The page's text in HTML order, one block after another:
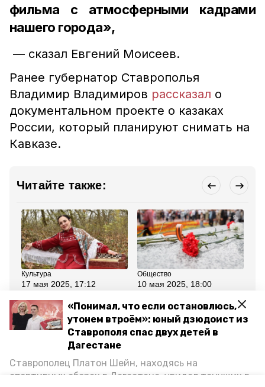
«Понимал, что если остановлюсь,
утонем втроём»: юный дзюдоист из
Ставрополя спас двух детей в
Дагестане
Ставрополец Платон Шейн, находясь на
спортивных сборах в Дегестане, увидел тонущих в
фильма с атмосферными кадрами
нашего города»,
— сказал Евгений Моисеев.
Ранее губернатор Ставрополья
Владимир Владимиров рассказал о
документальном проекте о казаках
России, который планируют снимать на
Кавказе.
Читайте также:
Культура
17 мая 2025, 17:12
исполнит главную
женскую роль в военном
фильме
Общество
10 мая 2025, 18:00
медсестре из
Ессентуков вышел на
Ставрополье
Все новости